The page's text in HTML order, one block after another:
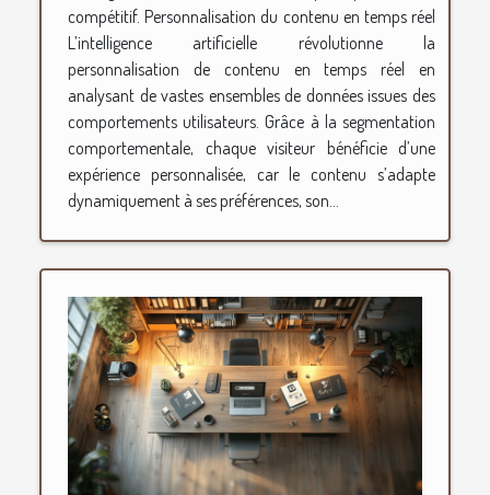
compétitif. Personnalisation du contenu en temps réel
L’intelligence artificielle révolutionne la
personnalisation de contenu en temps réel en
analysant de vastes ensembles de données issues des
comportements utilisateurs. Grâce à la segmentation
comportementale, chaque visiteur bénéficie d’une
expérience personnalisée, car le contenu s’adapte
dynamiquement à ses préférences, son...